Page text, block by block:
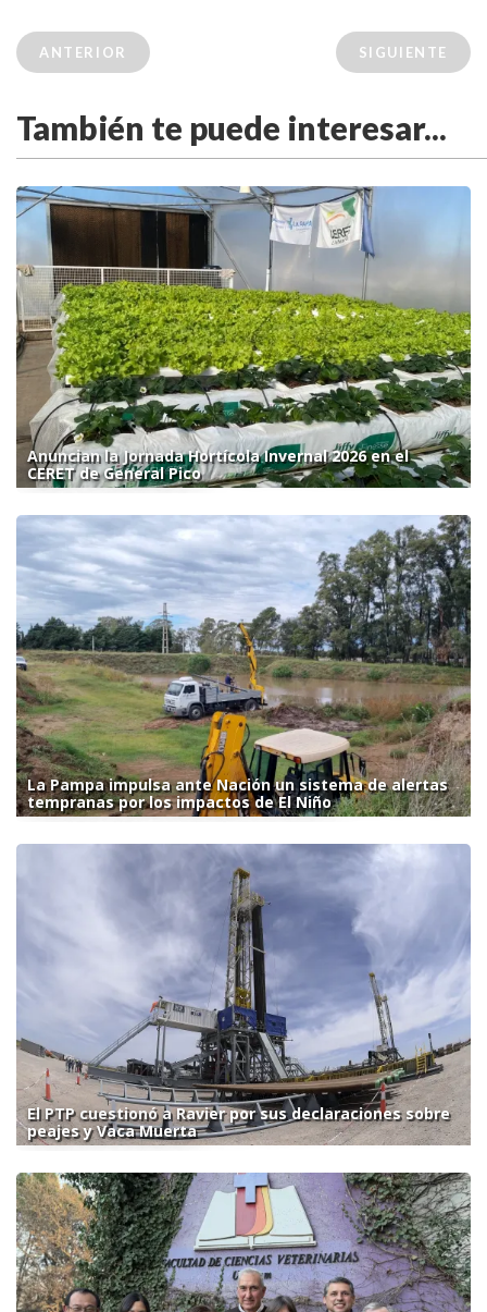
ANTERIOR SIGUIENTE
También te puede interesar...
Anuncian la Jornada Hortícola Invernal 2026 en el
CERET de General Pico
La Pampa impulsa ante Nación un sistema de alertas
tempranas por los impactos de El Niño
El PTP cuestionó a Ravier por sus declaraciones sobre
peajes y Vaca Muerta